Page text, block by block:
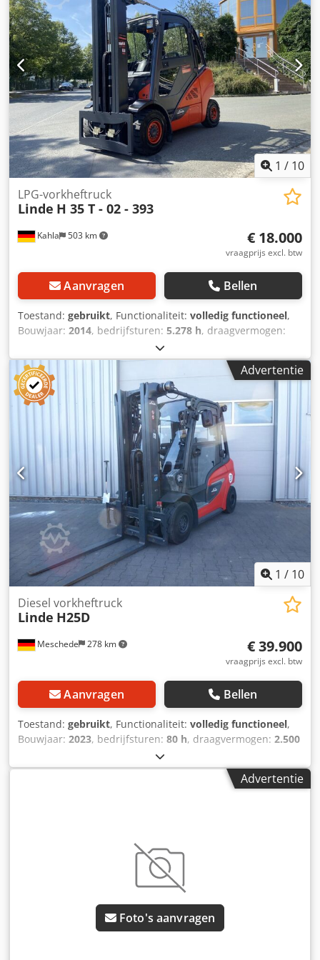
type: Superelastisch Banden voor staat: 80 - 100% Banden
achter type: Superelastisch Cjdpszhp Iwofx Aczerf Banden
achter staat: 80 - 100% Beschrijving: Werkplaatsgekeurd,
nieuwe UVV & inspectie, nieuwe laklaag Sideshift,
vorkversteller, 3e ventiel, 4e ventiel, werklampen achter,
werklampen voor, dakbescherming, voorruit, halve cabine,
volledige vrije heffing, CE-certificaat,
1 / 10
Kahla 503 km
LPG-vorkheftruck
Linde H 35 T - 02 - 393
€ 18.000
vraagprijs excl. btw
Aanvragen Bellen
Toestand: gebruikt, Functionaliteit: volledig functioneel,
Bouwjaar: 2014, bedrijfsturen: 5.278 h, draagvermogen:
5.500 mm
masttype:triplex, bouwhoogte:2.490 mm, vorklengte:
1.200 mm
Treibgas
, LPG-heftruck ISO klasse:
ISO klasse 3 = 2.500 - 4.999 kg Masttype: Triplex
Technische staat: zeer goed Cedpfxsymtw Uj Aczorf
Voorbandentype: superelastisch Voorbanden staat: 80 -
100% Achterbandentype: superelastisch Achterbanden
staat: 80 - 100% Beschrijving: Werkplaats gekeurd, nieuwe
UVV & onderhoud, nieuw gespoten 3e ventiel, 4e ventiel,
werklamp achter, werklamp voor, verwarming, volledige
cabine, CE-certificaat,
Advertentie
1 / 10
Meschede 278 km
Diesel vorkheftruck
Linde H25D
€ 39.900
vraagprijs excl. btw
Aanvragen Bellen
Toestand: gebruikt, Functionaliteit: volledig functioneel,
Bouwjaar: 2023, bedrijfsturen: 80 h, draagvermogen: 2.500
, vrije hefhoogte:
brandstoftype:diesel, masttype:triplex, bouwhoogte:
, Diesel heftruck
voorbanden: Superelastisch Cedpfx Asy N E D Hoczerf
Staat voorbanden: 20 - 40% Type achterbanden:
Superelastisch Staat achterbanden: 20 - 40% Beschrijving:
Het voertuig wordt UVV-gekeurd. Voor levering krijgt de
machine een onderhoudsbeurt en wordt deze gereinigd.
Desgewenst wordt de machine opnieuw gespoten. Achter
werkverlichting, joystick, stoel,
Advertentie
Foto's aanvragen